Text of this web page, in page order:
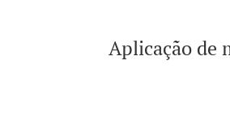
Aplicação de